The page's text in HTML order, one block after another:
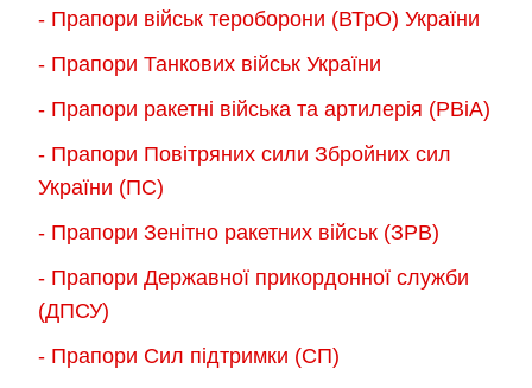
- Прапори військ тероборони (ВТрО) України
- Прапори Танкових військ України
- Прапори ракетні війська та артилерія (РВіА)
- Прапори Повітряних сили Збройних сил
України (ПС)
- Прапори Зенітно ракетних військ (ЗРВ)
- Прапори Державної прикордонної служби
(ДПСУ)
- Прапори Сил підтримки (СП)